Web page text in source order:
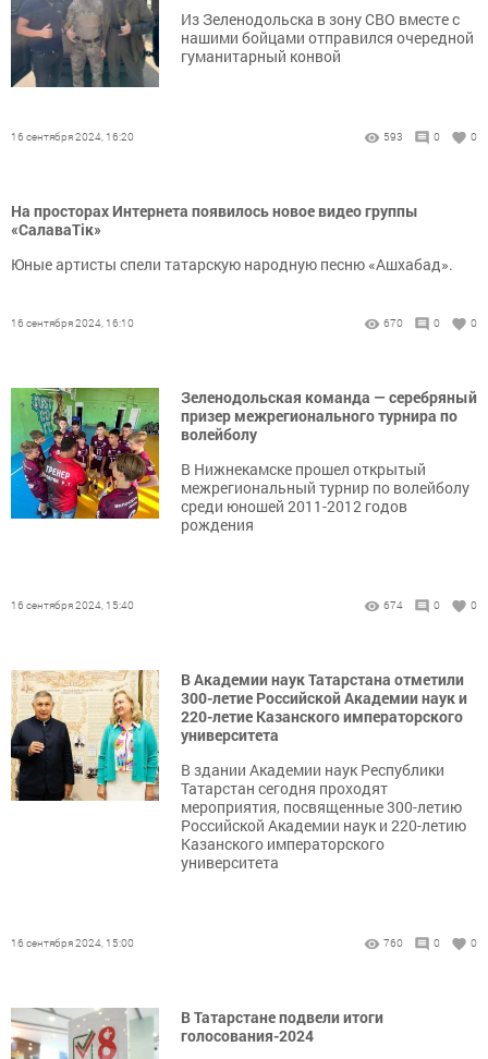
Из Зеленодольска в зону СВО вместе с
нашими бойцами отправился очередной
гуманитарный конвой
16 сентября 2024, 16:20 593 0 0
На просторах Интернета появилось новое видео группы
«СалаваТік»
Юные артисты спели татарскую народную песню «Ашхабад».
16 сентября 2024, 16:10 670 0 0
Зеленодольская команда — серебряный
призер межрегионального турнира по
волейболу
В Нижнекамске прошел открытый
межрегиональный турнир по волейболу
среди юношей 2011-2012 годов
рождения
16 сентября 2024, 15:40 674 0 0
В Академии наук Татарстана отметили
300-летие Российской Академии наук и
220-летие Казанского императорского
университета
В здании Академии наук Республики
Татарстан сегодня проходят
мероприятия, посвященные 300-летию
Российской Академии наук и 220-летию
Казанского императорского
университета
16 сентября 2024, 15:00 760 0 0
В Татарстане подвели итоги
голосования-2024